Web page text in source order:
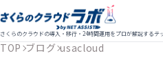
さくらのクラウドの導入・移行・24時間運用をプロが解説するテ
TOP ブログ usacloud